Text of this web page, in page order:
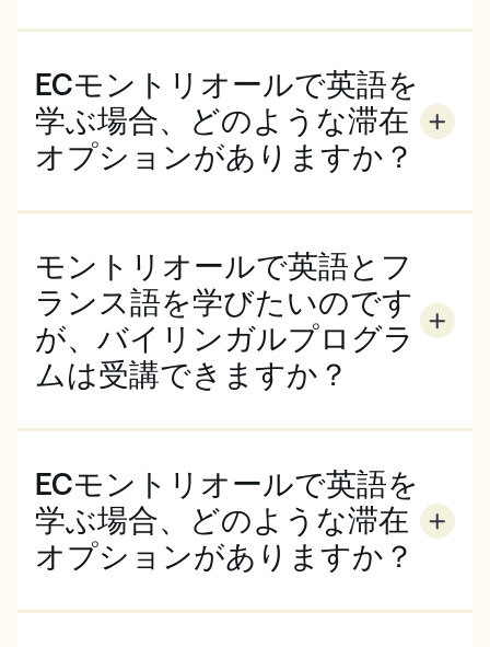
Englishの没頭型レッスンと一流大学のオンラインコ
とフランス語の流暢さを向上させたい学生のために、
独自のバイリンガルプログラムを提供しています。こ
のプログラム（ ）は、一般英語と一般フランス語が
含まれており、両言語のスピーキング、リーディン
に、フランス語または英語を話すバイリンガルの家庭
ECモントリオールで英語を
学ぶ場合、どのような滞在
オプションがありますか？
アパートでの共同生活を提供しています。ホームステ
活することになります。家庭料理を囲みながら、地元
の家族と一緒に英語（またはフランス語！）を練習す
る機会を得たい方には最適なオプションです。もっと
自立したい方には、学生寮をお勧めします。
モントリオールで英語とフ
ランス語を学びたいのです
が、バイリンガルプログラ
ムは受講できますか？
Englishの没入型レッスンと一流大学のオンラインコ
とフランス語の流暢さを向上させたい学生のために、
独自のバイリンガルプログラムを提供しています。こ
のコースには、一般英語と一般フランス語が含まれて
おり、両言語のスピーキング、リーディング、ライテ
す。フランス語または英語を話すバイリンガルの家庭
ECモントリオールで英語を
学ぶ場合、どのような滞在
オプションがありますか？
アパートでの共同生活を提供しています。ホームステ